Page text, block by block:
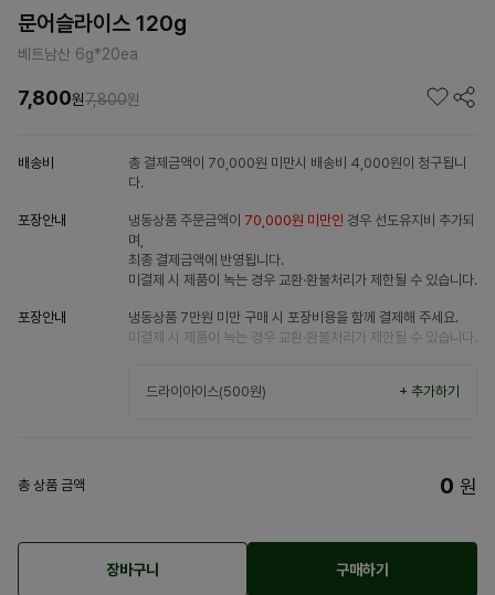
문어슬라이스 120g
베트남산 6g*20ea
7,800원7,800원
배송비
총 결제금액이 70,000원 미만시 배송비 4,000원이 청구됩니
다.
포장안내 냉동상품 주문금액이 70,000원 미만인 경우 선도유지비 추가되
며,
최종 결제금액에 반영됩니다.
미결제 시 제품이 녹는 경우 교환·환불처리가 제한될 수 있습니다.
포장안내
냉동상품 7만원 미만 구매 시 포장비용을 함께 결제해 주세요.
미결제 시 제품이 녹는 경우 교환·환불처리가 제한될 수 있습니다.
드라이아이스(500원) + 추가하기
총 상품 금액 0 원
장바구니 구매하기